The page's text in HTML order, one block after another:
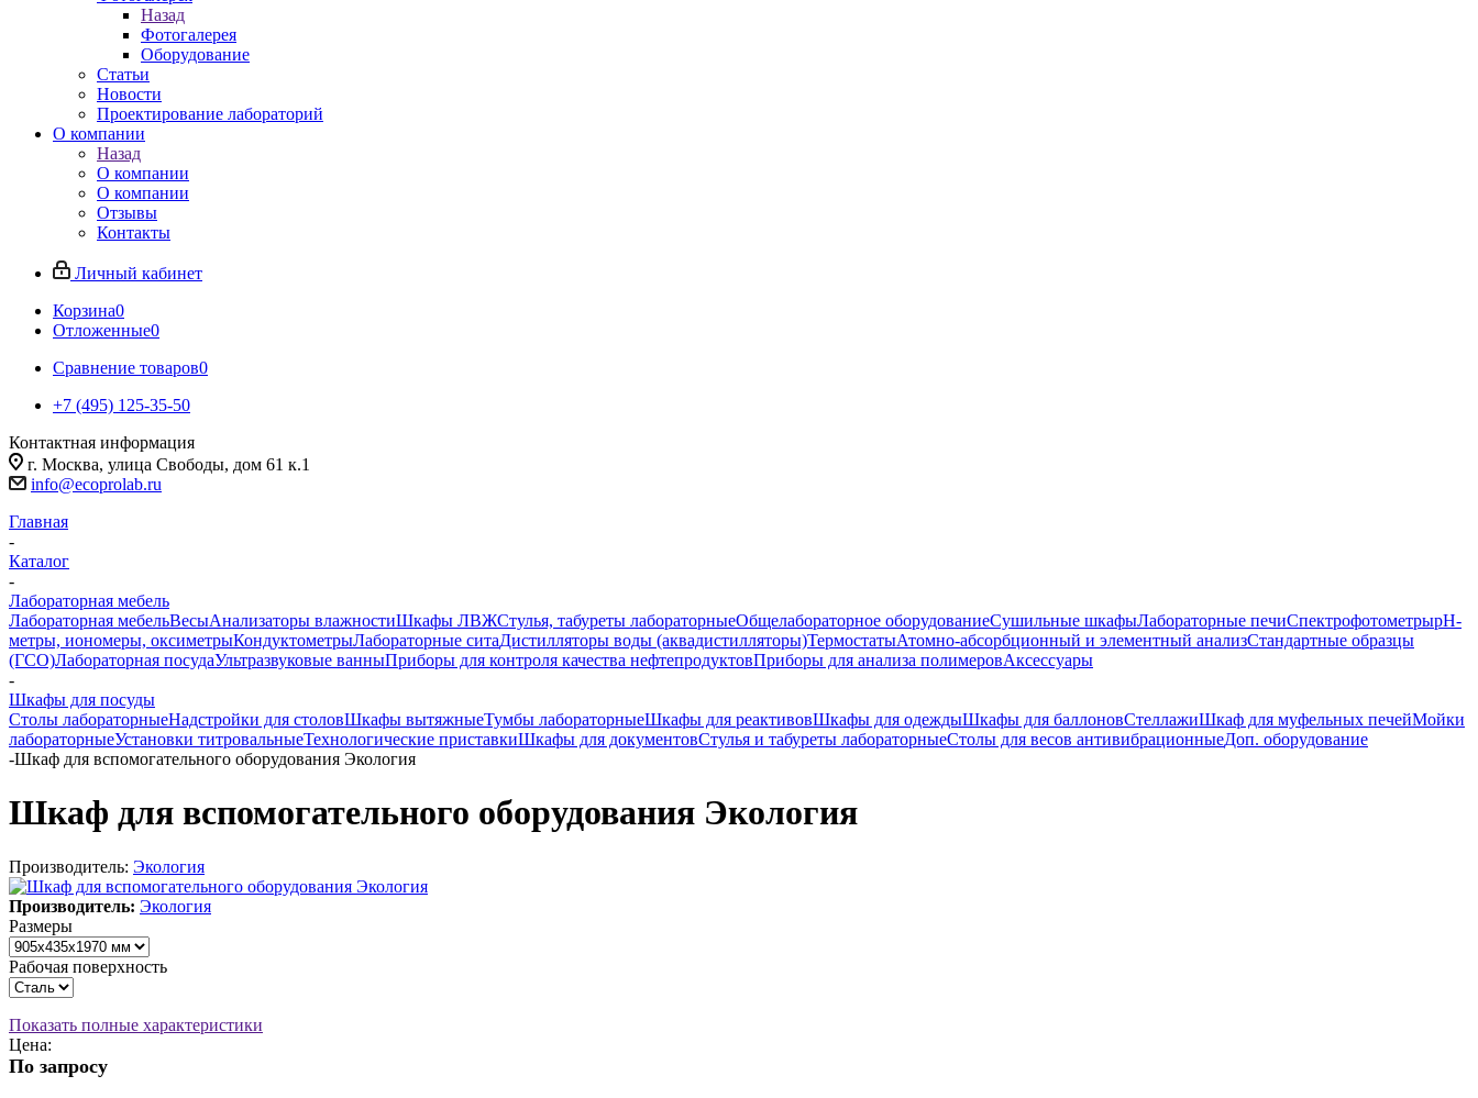
Назад
Фотогалерея
Оборудование
Статьи
Новости
Проектирование лабораторий
О компании
Назад
О компании
О компании
Отзывы
Контакты
Личный кабинет
Корзина0
Отложенные0
Сравнение товаров0
+7 (495) 125-35-50
Контактная информация
г. Москва, улица Свободы, дом 61 к.1
info@ecoprolab.ru
Главная
-
Каталог
-
Лабораторная мебель
Лабораторная мебельВесыАнализаторы влажностиШкафы ЛВЖСтулья, табуреты лабораторныеОбщелабораторное оборудованиеСушильные шкафыЛабораторные печиСпектрофотометрыpH-
метры, иономеры, оксиметрыКондуктометрыЛабораторные ситаДистилляторы воды (аквадистилляторы)ТермостатыАтомно-абсорбционный и элементный анализСтандартные образцы
(ГСО)Лабораторная посудаУльтразвуковые ванныПриборы для контроля качества нефтепродуктовПриборы для анализа полимеровАксессуары
-
Шкафы для посуды
Столы лабораторныеНадстройки для столовШкафы вытяжныеТумбы лабораторныеШкафы для реактивовШкафы для одеждыШкафы для баллоновСтеллажиШкаф для муфельных печейМойки
лабораторныеУстановки титровальныеТехнологические приставкиШкафы для документовСтулья и табуреты лабораторныеСтолы для весов антивибрационныеДоп. оборудование
-Шкаф для вспомогательного оборудования Экология
Шкаф для вспомогательного оборудования Экология
Производитель: Экология
Производитель: Экология
Размеры
Рабочая поверхность
Показать полные характеристики
Цена:
По запросу